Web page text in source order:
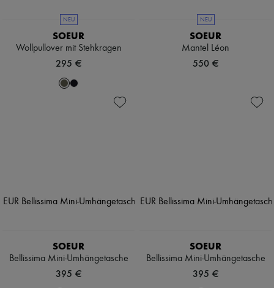
NEU
SOEUR
Wollpullover mit Stehkragen
295 €
NEU
SOEUR
Mantel Léon
550 €
SOEUR
Bellissima Mini-Umhängetasche
395 €
SOEUR
Bellissima Mini-Umhängetasche
395 €